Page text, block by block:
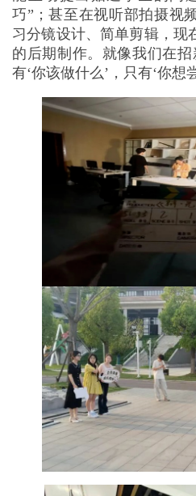
巧”；甚至在视听部拍摄视
习分镜设计、简单剪辑，现
的后期制作。就像我们在
有‘你该做什么’，只有‘你想